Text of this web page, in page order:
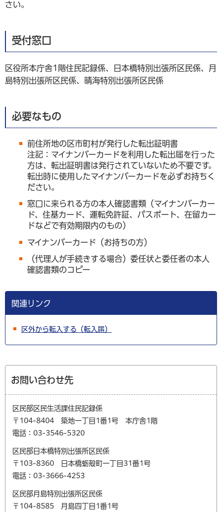
さい。
受付窓口
区役所本庁舎1階住民記録係、日本橋特別出張所区民係、月
島特別出張所区民係、晴海特別出張所区民係
必要なもの
前住所地の区市町村が発行した転出証明書
注記：マイナンバーカードを利用した転出届を行った
方は、転出証明書は発行されていないため不要です。
転出時に使用したマイナンバーカードを必ずお持ちく
ださい。
窓口に来られる方の本人確認書類（マイナンバーカー
ド、住基カード、運転免許証、パスポート、在留カー
ドなどで有効期限内のもの）
マイナンバーカード（お持ちの方）
（代理人が手続きする場合）委任状と委任者の本人
確認書類のコピー
関連リンク
区外から転入する（転入届）
お問い合わせ先
区民部区民生活課住民記録係
〒104-8404 築地一丁目1番1号 本庁舎1階
電話：03-3546-5320
区民部日本橋特別出張所区民係
〒103-8360 日本橋蛎殻町一丁目31番1号
電話：03-3666-4253
区民部月島特別出張所区民係
〒104-8585 月島四丁目1番1号